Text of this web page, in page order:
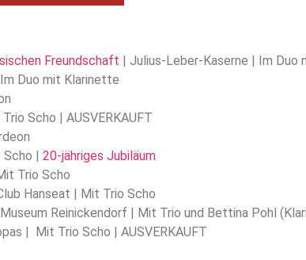
Freundschaft | Julius-Leber-Kaserne | Im Duo
Duo mit Klarinette
Trio Scho | AUSVERKAUFT
| 20-jähriges Jubiläum
Trio Scho
Hanseat | Mit Trio Scho
Museum Reinickendorf | Mit Trio und Bettina Pohl
| Mit Trio Scho | AUSVERKAUFT